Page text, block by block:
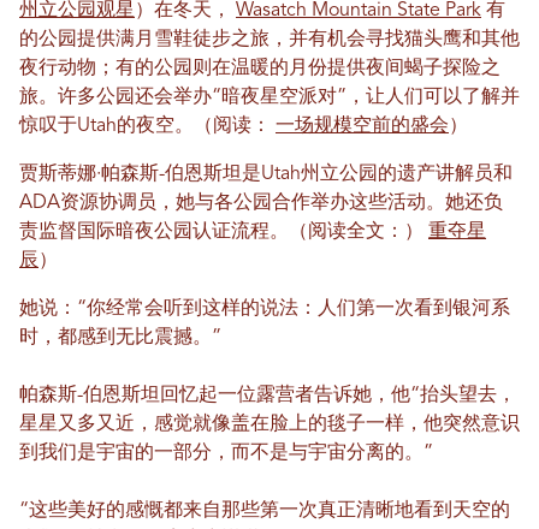
州立公园观星 ）在冬天， Wasatch Mountain State Park 有
的公园提供满月雪鞋徒步之旅，并有机会寻找猫头鹰和其他
夜行动物；有的公园则在温暖的月份提供夜间蝎子探险之
旅。许多公园还会举办“暗夜星空派对”，让人们可以了解并
惊叹于Utah的夜空。（阅读： 一场规模空前的盛会 ）
贾斯蒂娜·帕森斯-伯恩斯坦是Utah州立公园的遗产讲解员和
ADA资源协调员，她与各公园合作举办这些活动。她还负
责监督国际暗夜公园认证流程。（阅读全文：） 重夺星
辰 ）
她说：“你经常会听到这样的说法：人们第一次看到银河系
时，都感到无比震撼。”
帕森斯-伯恩斯坦回忆起一位露营者告诉她，他“抬头望去，
星星又多又近，感觉就像盖在脸上的毯子一样，他突然意识
到我们是宇宙的一部分，而不是与宇宙分离的。”
“这些美好的感慨都来自那些第一次真正清晰地看到天空的